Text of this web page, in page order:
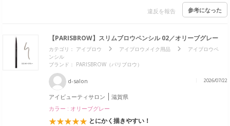
違反を報告 参考になった
【PARISBROW】スリムブロウペンシル 02／オリーブグレー
カテゴリ： アイブロウ アイブロウメイク用品
アイブロウペ
ンシル
ブランド： PARISBROW（パリブロウ）
d-salon 2026/07/22
アイビューティサロン
滋賀県
カラー : オリーブグレー
とにかく描きやすい！